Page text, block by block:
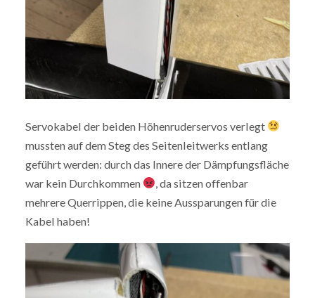
Servokabel der beiden Höhenruderservos verlegt
mussten auf dem Steg des Seitenleitwerks entlang
geführt werden: durch das Innere der Dämpfungsfläche
war kein Durchkommen
, da sitzen offenbar
mehrere Querrippen, die keine Aussparungen für die
Kabel haben!